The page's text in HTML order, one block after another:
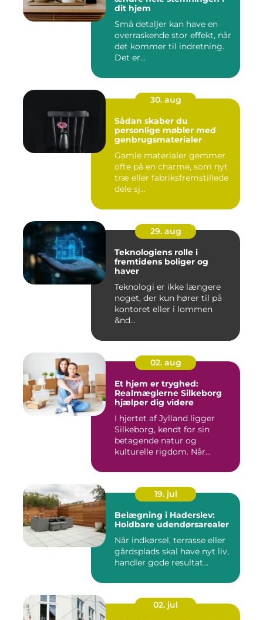
dit hjem
Små detaljer kan have en
overraskende stor effekt, når
det kommer til indretning.
Det er...
30. aug
Sådan skaber du
personlige møbler med
genbrugsmaterialer
Gamle materialer gemmer
ofte på en charme, som nyt
træ eller fabriksfremstillede
dele sj...
29. aug
Teknologiens rolle i
fremtidens boliger og
haver
Teknologi er ikke længere
noget, der kun hører til på
kontoret eller i lommen
&nd...
02. aug
Et hjem er tryghed:
Realmæglerne Silkeborg
hjælper dig videre
I hjertet af Jylland ligger
Silkeborg, kendt for sin
betagende natur og
kulturelle rigdom. Når...
19. jul
Belægning i Haderslev:
Holdbare udendørsarealer
Når indkørsel, terrasse eller
gårdsplads skal have nyt liv,
handler gode resultat...
02. jul